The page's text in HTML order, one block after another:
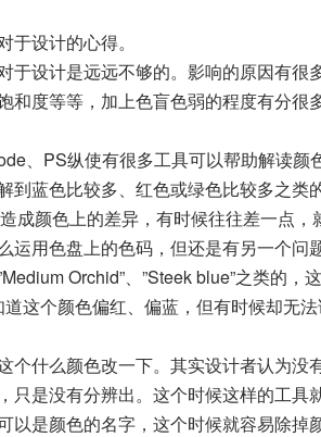
设计的心得。
于设计是远远不够的。影响的原因有很
和度等等，加上色盲色弱的程度有分很
、PS纵使有很多工具可以帮助解读颜
蓝色比较多、红色或绿色比较多之类
成颜色上的差异，有时候往往差一点，
用色盘上的色码，但还是有另一个问题
Orchid”、”Steek blue”之类的，
这个颜色偏红、偏蓝，但有时候却无
个什么颜色改一下。其实设计者认为没
只是没有分辨出。这个时候这样的工具
以是颜色的名字，这个时候就容易除掉